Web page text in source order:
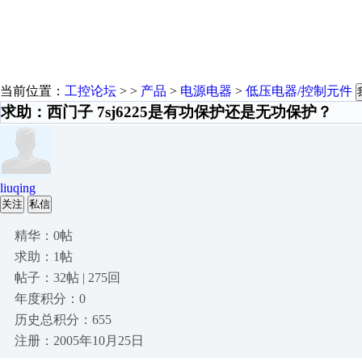
当前位置： 工控论坛 > > 产品 > 电源电器 > 低压电器/控制元件
求助：西门子 7sj6225是有功保护还是无功保护？
liuqing
关注 私信
精华：0帖
求助：1帖
帖子：32帖 | 275回
年度积分：0
历史总积分：655
注册：2005年10月25日